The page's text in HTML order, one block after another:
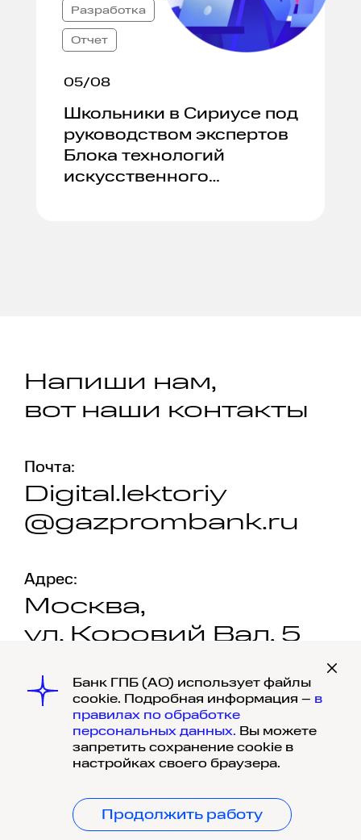
Разработка
Отчет
05/08
Школьники в Сириусе под
руководством экспертов
Блока технологий
искусственного
Напиши нам,
вот наши контакты
Почта:
Digital.lektoriy
@gazprombank.ru
Адрес:
Москва,
ул. Коровий Вал, 5
© 1990- 2026, Банк ГПБ (АО) Генеральная
Политика обработки и защиты
персональных данных
Банк ГПБ (АО) использует файлы
cookie. Подробная информация – в
правилах по обработке
персональных данных. Вы можете
запретить сохранение cookie в
настройках своего браузера.
Продолжить работу